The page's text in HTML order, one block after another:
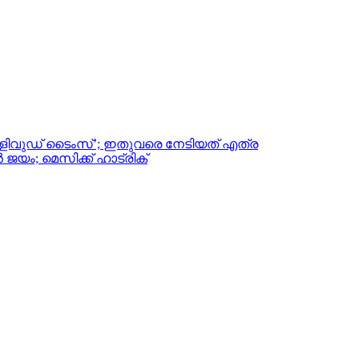
ടൈംസ്’; ഇതുവരെ നേടിയത് എത്ര
മെസിക്ക് ഹാട്രിക്